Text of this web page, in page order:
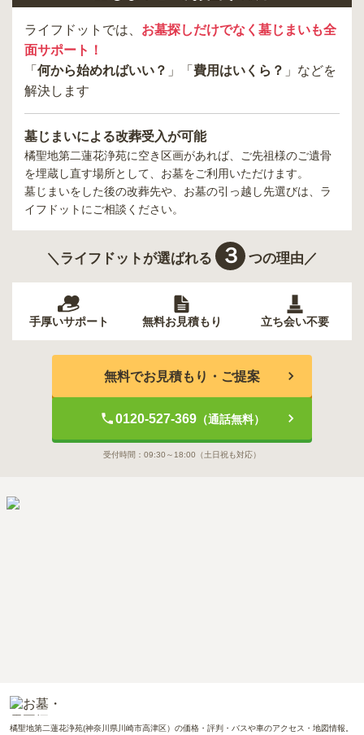
ライフドットでは、 お墓探しだけでなく墓じまいも全
面サポート！
「 何から始めればいい？ 」「 費用はいくら？ 」などを
解決します
墓じまいによる改葬受入が可能
橘聖地第二蓮花浄苑に空き区画があれば、ご先祖様のご遺骨
を埋蔵し直す場所として、お墓をご利用いただけます。
墓じまいをした後の改葬先や、お墓の引っ越し先選びは、ラ
イフドットにご相談ください。
＼ライフドットが選ばれる ３ つの理由／
手厚いサポート 無料お見積もり 立ち会い不要
無料でお見積もり・ご提案
0120-527-369（通話無料）
受付時間： 09:30～18:00 （土日祝も対応）
橘聖地第二蓮花浄苑(神奈川県川崎市高津区）の価格・評判・バスや車のアクセス・地図情報。